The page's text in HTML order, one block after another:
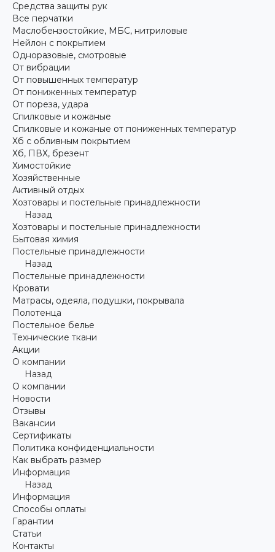
Средства защиты рук
Все перчатки
Маслобензостойкие, МБС, нитриловые
Нейлон с покрытием
Одноразовые, смотровые
От вибрации
От повышенных температур
От пониженных температур
От пореза, удара
Спилковые и кожаные
Спилковые и кожаные от пониженных температур
Хб с обливным покрытием
Хб, ПВХ, брезент
Химостойкие
Хозяйственные
Активный отдых
Хозтовары и постельные принадлежности
Назад
Хозтовары и постельные принадлежности
Бытовая химия
Постельные принадлежности
Назад
Постельные принадлежности
Кровати
Матрасы, одеяла, подушки, покрывала
Полотенца
Постельное белье
Технические ткани
Акции
О компании
Назад
О компании
Новости
Отзывы
Вакансии
Сертификаты
Политика конфиденциальности
Как выбрать размер
Информация
Назад
Информация
Способы оплаты
Гарантии
Статьи
Контакты